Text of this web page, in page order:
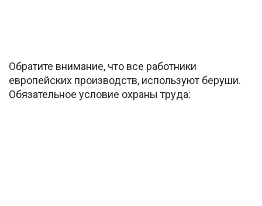
Обратите внимание, что все работники
европейских производств, используют беруши.
Обязательное условие охраны труда: